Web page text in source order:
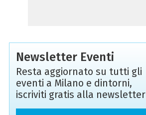
Newsletter Eventi
Resta aggiornato su tutti gli
eventi a Milano e dintorni,
iscriviti gratis alla newsletter